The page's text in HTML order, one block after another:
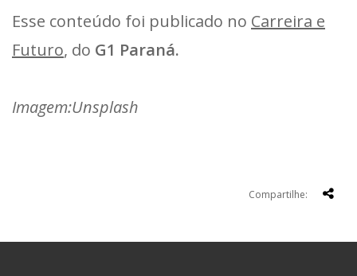
Esse conteúdo foi publicado no Carreira e
Futuro, do G1 Paraná.
Imagem:Unsplash
Compartilhe: